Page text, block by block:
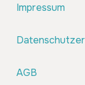
Impressum
AGB